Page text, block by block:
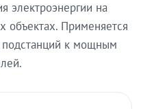
электроэнергии на
Применяется
к мощным